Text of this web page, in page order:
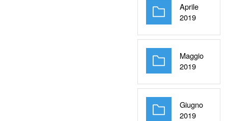
Aprile
2019Cartella
Maggio
2019Cartella
Giugno
2019Cartella